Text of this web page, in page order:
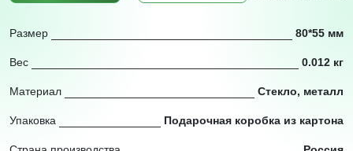
Размер 80*55 мм
Вес 0.012 кг
Материал Стекло, металл
Упаковка Подарочная коробка из картона